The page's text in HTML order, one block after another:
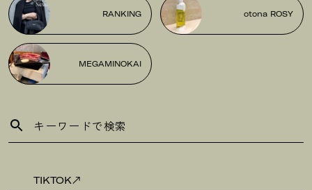
RANKING otona ROSY
MEGAMINOKAI
TIKTOK